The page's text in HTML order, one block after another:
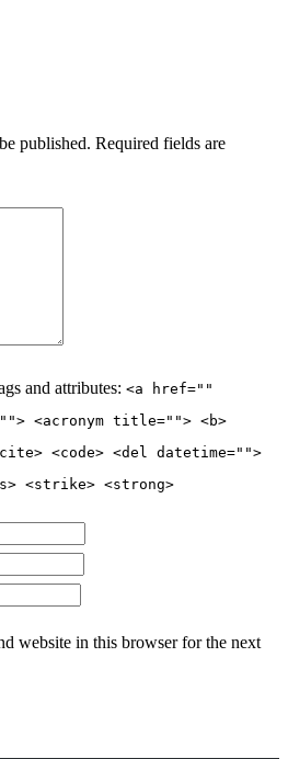
published. Required fields are
and attributes: <a href=""
<acronym title=""> <b>
<code> <del datetime="">
<strike> <strong>
website in this browser for the next